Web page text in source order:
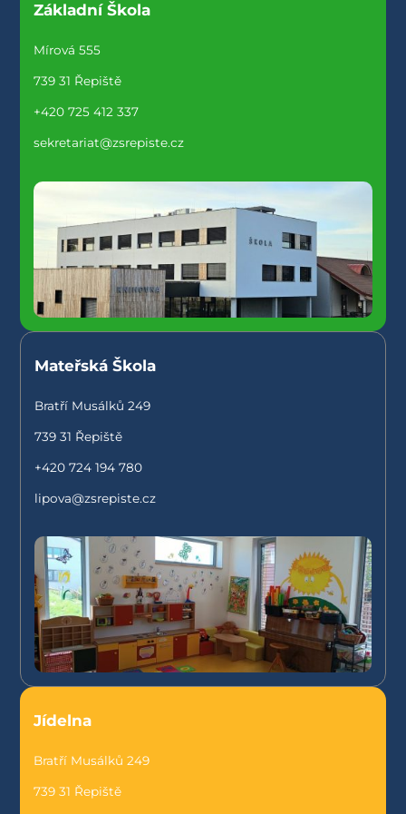
Základní Škola
Mírová 555
739 31 Řepiště
+420 725 412 337
sekretariat@zsrepiste.cz
Mateřská Škola
Bratří Musálků 249
739 31 Řepiště
+420 724 194 780
lipova@zsrepiste.cz
Jídelna
Bratří Musálků 249
739 31 Řepiště